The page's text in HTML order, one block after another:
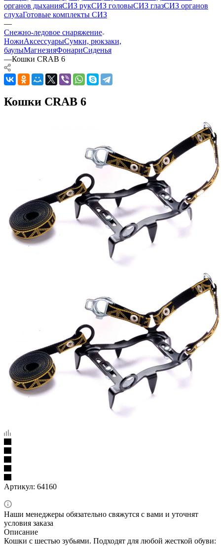
органов дыханияСИЗ рукСИЗ головыСИЗ глазСИЗ органов
слухаГотовые комплекты СИЗ
—
Снежно-ледовое снаряжение
НожиАксессуарыСумки, рюкзаки,
баулыМагнезияФонариСиденья
—Кошки CRAB 6
Кошки CRAB 6
Артикул: 64160
Наши менеджеры обязательно свяжутся с вами и уточнят
условия заказа
Описание
Кошки с шестью зубьями. Подходят для любой жесткой обуви: